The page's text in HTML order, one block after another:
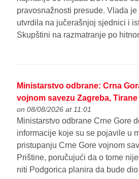
pravosnažnosti presude. Vlada
utvrdila na jučerašnjoj sjednici i
Skupštini na razmatranje po
Ministarstvo odbrane: Crna
vojnom savezu Zagreba,
on 08/08/2026 at 11:01
Ministarstvo odbrane Crne Gore
informacije koje su se pojavile u
pristupanju Crne Gore vojnom
Prištine, poručujući da o tome
niti Podgorica planira da bude